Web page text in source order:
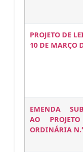
PROJETO DE
10 DE MARÇO
EMENDA
AO
ORDINÁRIA